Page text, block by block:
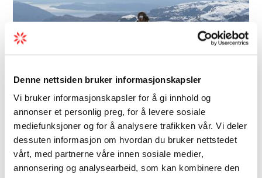
Denne nettsiden bruker informasjonskapsler
Vi bruker informasjonskapsler for å gi innhold og
annonser et personlig preg, for å levere sosiale
mediefunksjoner og for å analysere trafikken vår. Vi deler
dessuten informasjon om hvordan du bruker nettstedet
vårt, med partnerne våre innen sosiale medier,
annonsering og analysearbeid, som kan kombinere den
Ausflugsmöglichkeiten | Kurze Wanderung |
Tageswanderung
Folgefonna Husky Camp